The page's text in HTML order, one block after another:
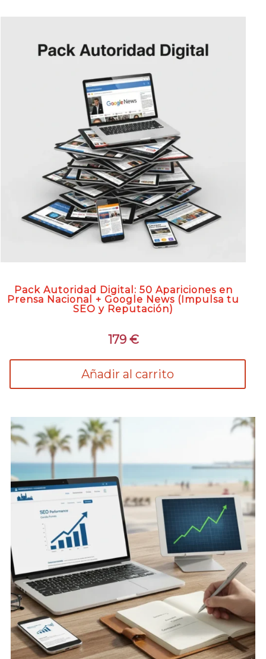
Pack Autoridad Digital: 50 Apariciones en
Prensa Nacional + Google News (Impulsa tu
SEO y Reputación)
179 €
Añadir al carrito